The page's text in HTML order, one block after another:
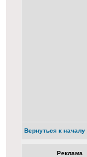
Вернуться к началу
Реклама